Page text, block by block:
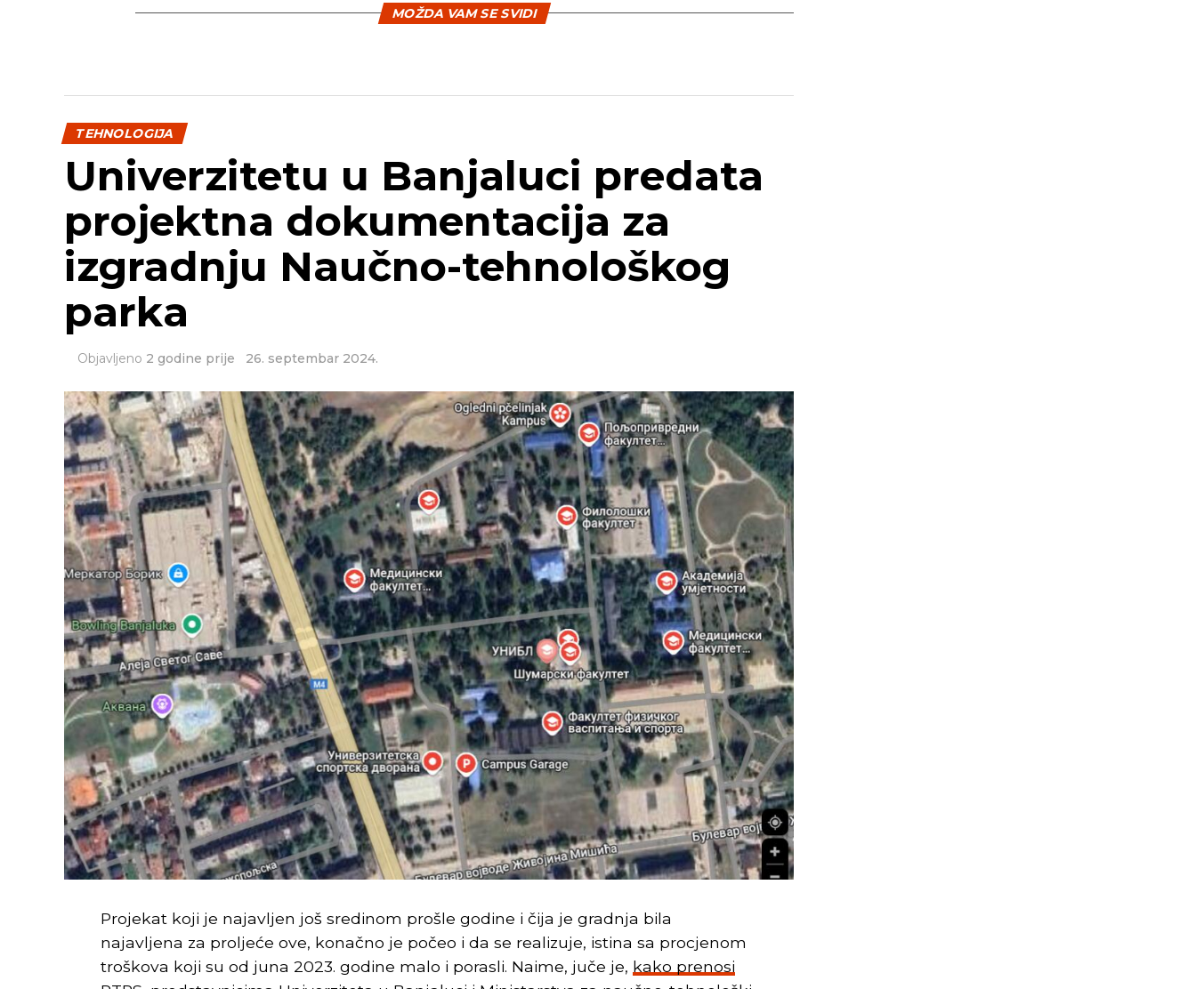
MOŽDA VAM SE SVIDI
TEHNOLOGIJA
Univerzitetu u Banjaluci predata
projektna dokumentacija za
izgradnju Naučno-tehnološkog
parka
Objavljeno 2 godine prije 26. septembar 2024.
Projekat koji je najavljen još sredinom prošle godine i čija je gradnja bila
najavljena za proljeće ove, konačno je počeo i da se realizuje, istina sa procjenom
troškova koji su od juna 2023. godine malo i porasli. Naime, juče je, kako prenosi